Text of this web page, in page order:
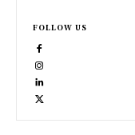
FOLLOW US